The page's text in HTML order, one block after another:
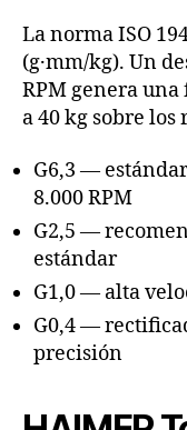
La norma ISO
(g·mm/kg). Un
RPM genera
a 40 kg sobre
G6,3 —
8.000 RPM
G2,5 —
estándar
G1,0 — alta
G0,4 —
precisión